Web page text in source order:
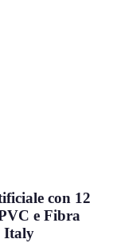
con 12
e Fibra
Italy